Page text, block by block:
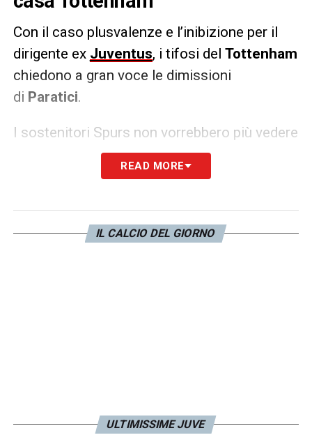
Con il caso plusvalenze e l’inibizione per il
dirigente ex Juventus, i tifosi del Tottenham
chiedono a gran voce le dimissioni
di Paratici.
I sostenitori Spurs non vorrebbero più vedere
bianconero, mentre il club
attende di capirese la sentenza valga solo
attesa di capire come muoversi.
READ MORE
IL CALCIO DEL GIORNO
ULTIMISSIME JUVE